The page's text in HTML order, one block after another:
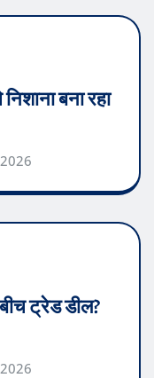
बना रहा
ट्रेड डील?